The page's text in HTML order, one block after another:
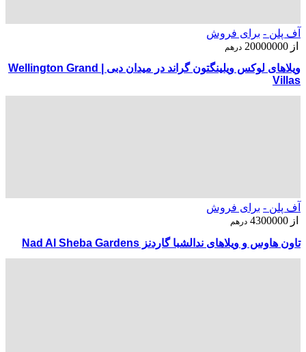
آف پلن - برای فروش
از 20000000 درهم
ویلاهای لوکس ویلینگتون گراند در میدان دبی | Wellington Grand
Villas
آف پلن - برای فروش
از 4300000 درهم
تاون هاوس و ویلاهای ندالشبا گاردنز Nad Al Sheba Gardens